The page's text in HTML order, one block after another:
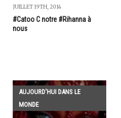
JUILLET 19TH, 2014
#Catoo C notre #Rihanna à
nous
AUJOURD'HUI DANS LE
MONDE